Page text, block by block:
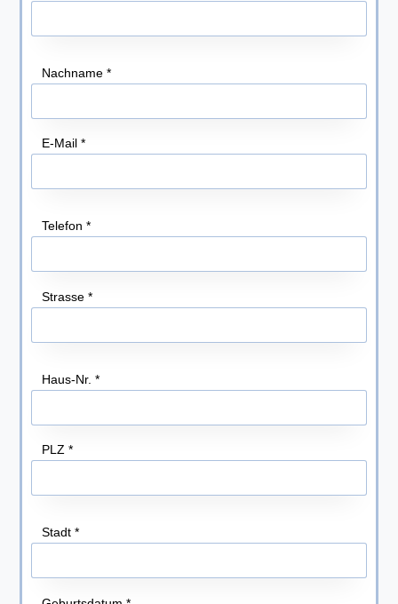
Nachname*
E-Mail*
Telefon*
Strasse*
Haus-Nr.*
PLZ*
Stadt*